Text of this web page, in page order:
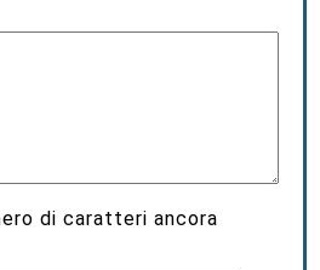
di caratteri ancora